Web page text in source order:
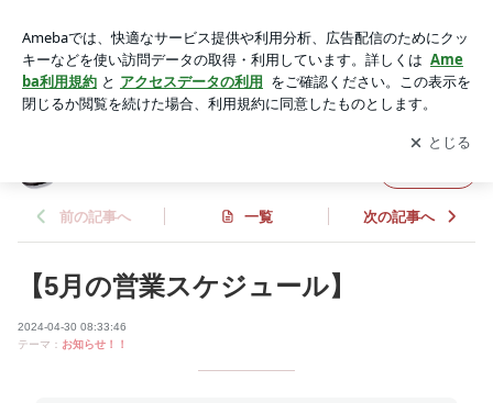
アプリをダウンロードして ブログの更新通知
を受け取りまし
ょう。
開く
前の記事へ 一覧 次の記事へ
【5月の営業スケジュール】
2024-04-30 08:33:46
テーマ： お知らせ！！